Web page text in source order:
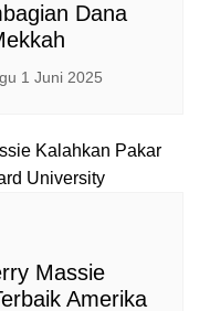
Dana
1 Juni 2025
Massie
Amerika